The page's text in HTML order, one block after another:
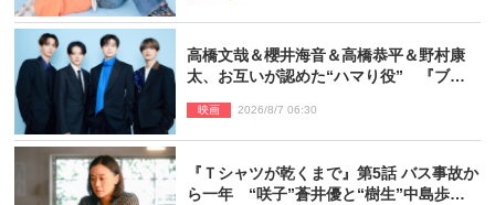
高橋文哉＆櫻井海音＆高橋恭平＆野村康
太、お互いが認めた“ハマり役” 『ブル
映画 2026/8/7 06:30
『Ｔシャツが乾くまで』第5話 バス事故か
ら一年 “咲子”蒼井優と“樹生”中島歩は